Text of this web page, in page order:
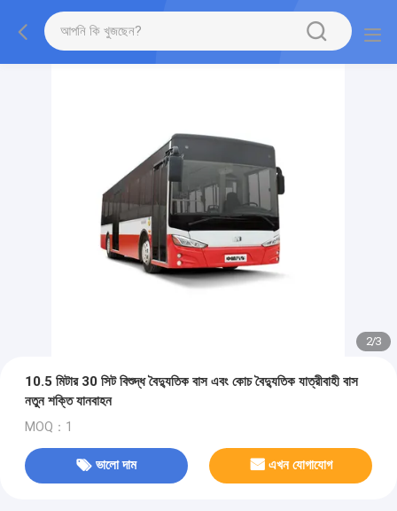
2/3
10.5 মিটার 30 সিট বিশুদ্ধ বৈদ্যুতিক বাস এবং কোচ বৈদ্যুতিক যাত্রীবাহী বাস
নতুন শক্তি যানবাহন
MOQ：1
ভালো দাম এখন যোগাযোগ